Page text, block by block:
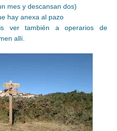
mes y descansan dos)
hay anexa al pazo
ver también a operarios de
allí.